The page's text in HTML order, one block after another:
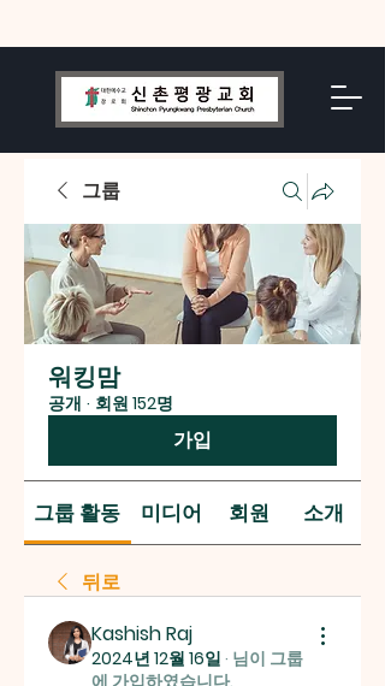
그룹
워킹맘
공개 · 회원 152명
가입
그룹 활동 미디어 회원 소개
뒤로
Kashish Raj
2024년 12월 16일 · 님이 그룹
에 가입하였습니다.